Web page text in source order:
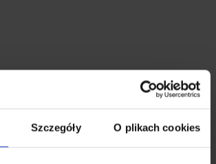
Szczegóły O plikach cookies